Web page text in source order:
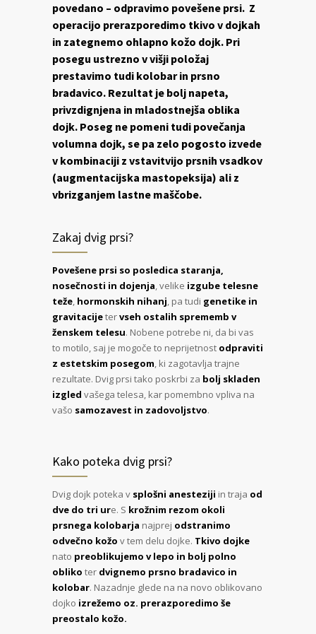
povedano – odpravimo povešene prsi. Z
operacijo prerazporedimo tkivo v dojkah
in zategnemo ohlapno kožo dojk. Pri
posegu ustrezno v višji položaj
prestavimo tudi kolobar in prsno
bradavico. Rezultat je bolj napeta,
privzdignjena in mladostnejša oblika
dojk. Poseg ne pomeni tudi povečanja
volumna dojk, se pa zelo pogosto izvede
v kombinaciji z vstavitvijo prsnih vsadkov
(augmentacijska mastopeksija) ali z
vbrizganjem lastne maščobe.
Zakaj dvig prsi?
Povešene prsi so posledica staranja,
nosečnosti in dojenja, velike izgube telesne
teže, hormonskih nihanj, pa tudi genetike in
gravitacijetervseh ostalih sprememb v
ženskem telesu. Nobene potrebe ni, da bi vas
to motilo, saj je mogoče to neprijetnost odpraviti
z estetskim posegom, ki zagotavlja trajne
rezultate. Dvig prsi tako poskrbi za bolj skladen
izgled vašega telesa, kar pomembno vpliva na
vašo samozavest in zadovoljstvo.
Kako poteka dvig prsi?
Dvig dojk poteka v splošni anesteziji in traja od
dve do tri ure. S krožnim rezom okoli
prsnega kolobarja najprej odstranimo
odvečno kožo v tem delu dojke. Tkivo dojke
nato preoblikujemo v lepo in bolj polno
obliko ter dvignemo prsno bradavico in
kolobar. Nazadnje glede na na novo oblikovano
dojko izrežemo oz. prerazporedimo še
preostalo kožo.